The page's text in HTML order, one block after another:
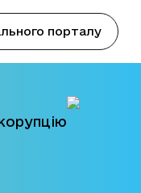
порталу